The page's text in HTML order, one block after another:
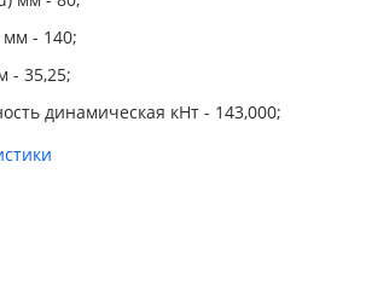
мм - 140;
- 35,25;
динамическая кНт - 143,000;